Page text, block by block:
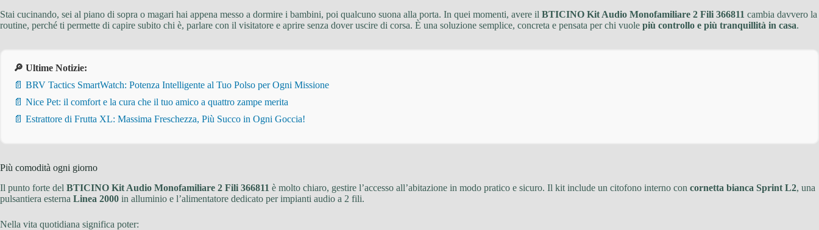
Stai cucinando, sei al piano di sopra o magari hai appena messo a dormire i bambini, poi qualcuno suona alla porta. In quei momenti, avere il BTICINO Kit Audio Monofamiliare 2 Fili 366811 cambia davvero la
routine, perché ti permette di capire subito chi è, parlare con il visitatore e aprire senza dover uscire di corsa. È una soluzione semplice, concreta e pensata per chi vuole più controllo e più tranquillità in casa.
🔎 Ultime Notizie:
📄 BRV Tactics SmartWatch: Potenza Intelligente al Tuo Polso per Ogni Missione
📄 Nice Pet: il comfort e la cura che il tuo amico a quattro zampe merita
📄 Estrattore di Frutta XL: Massima Freschezza, Più Succo in Ogni Goccia!
Più comodità ogni giorno
Il punto forte del BTICINO Kit Audio Monofamiliare 2 Fili 366811 è molto chiaro, gestire l’accesso all’abitazione in modo pratico e sicuro. Il kit include un citofono interno con cornetta bianca Sprint L2, una
pulsantiera esterna Linea 2000 in alluminio e l’alimentatore dedicato per impianti audio a 2 fili.
Nella vita quotidiana significa poter: